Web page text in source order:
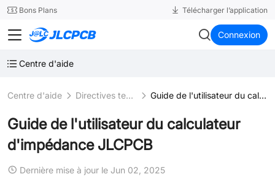
24SMT Bons Plans Télécharger l’application
JLCPCB Connexion
Centre d'aide
Centre d'aide Directives techniques PCB Guide de l'utilisateur du calculateur d'impédance JLCPCB
Guide de l'utilisateur du calculateur
d'impédance JLCPCB
Dernière mise à jour le Jun 02, 2025